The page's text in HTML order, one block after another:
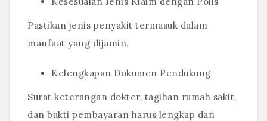
Pastikan jenis penyakit termasuk dalam
manfaat yang dijamin.
Kelengkapan Dokumen Pendukung
Surat keterangan dokter, tagihan rumah sakit,
dan bukti pembayaran harus lengkap dan